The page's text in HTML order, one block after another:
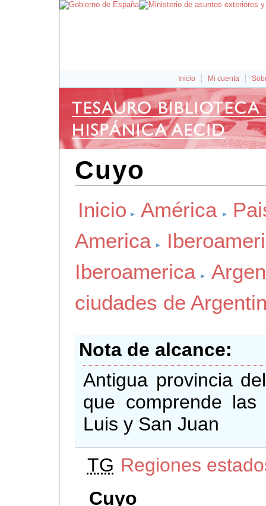
Inicio Mi cuenta
Cuyo
Inicio América
America
Iberoamerica
ciudades de
Nota de alcance
Antigua provincia
que comprende
Luis y San Juan
TG Regiones
Cuyo